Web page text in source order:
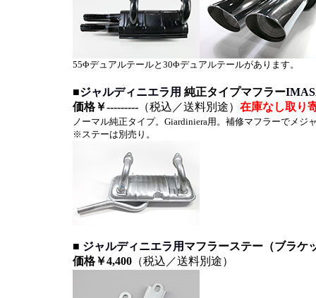
55Φデュアルテールと30Φデュアルテールがあります。
■ジャルディニエラ用 純正タイプマフラー
価格￥---------（税込／送料別途） 在庫なし取り
ノーマル純正タイプ。Giardiniera用。補修マフラーでメジ
※ステーは別売り。
■ ジャルディニエラ用 マフラーステー（ブラケ
価格￥4,400（税込／送料別途）